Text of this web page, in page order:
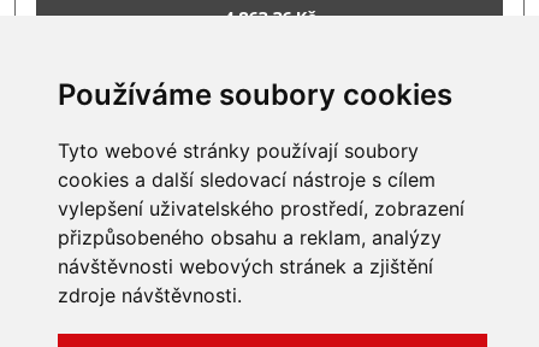
Používáme soubory cookies
Tyto webové stránky používají soubory
cookies a další sledovací nástroje s cílem
vylepšení uživatelského prostředí, zobrazení
přizpůsobeného obsahu a reklam, analýzy
návštěvnosti webových stránek a zjištění
zdroje návštěvnosti.
4 863,36 Kč
INFORMACE
Obchodní podmínky
Zpracování a ochrana
osobních údajů
Jak nakupovat
Všechna práva vyhrazena
Bravura s.r.o. © 2026
grafika: dwgd